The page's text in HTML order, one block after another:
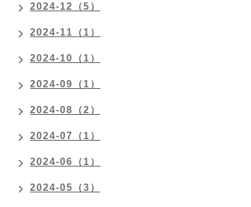
2024-12（5）
2024-11（1）
2024-10（1）
2024-09（1）
2024-08（2）
2024-07（1）
2024-06（1）
2024-05（3）